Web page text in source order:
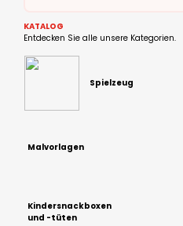
KATALOG
Entdecken Sie alle unsere Kategorien.
Spielzeug
Malvorlagen
Kindersnackboxen
und -tüten